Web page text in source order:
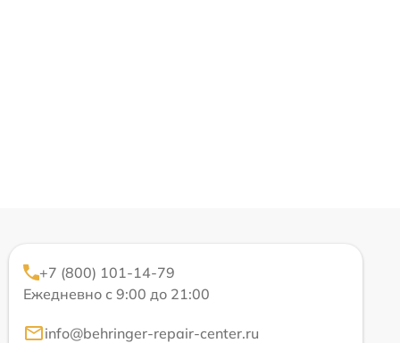
+7 (800) 101-14-79
Ежедневно с 9:00 до 21:00
info@behringer-repair-center.ru